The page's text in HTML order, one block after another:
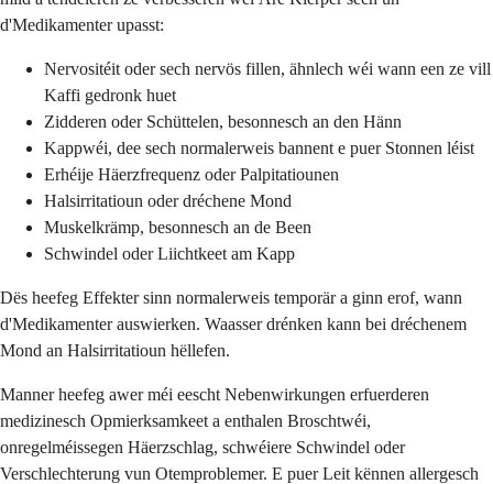
d'Medikamenter upasst:
Nervositéit oder sech nervös fillen, ähnlech wéi wann een ze vill
Kaffi gedronk huet
Zidderen oder Schüttelen, besonnesch an den Hänn
Kappwéi, dee sech normalerweis bannent e puer Stonnen léist
Erhéije Häerzfrequenz oder Palpitatiounen
Halsirritatioun oder dréchene Mond
Muskelkrämp, besonnesch an de Been
Schwindel oder Liichtkeet am Kapp
Dës heefeg Effekter sinn normalerweis temporär a ginn erof, wann
d'Medikamenter auswierken. Waasser drénken kann bei dréchenem
Mond an Halsirritatioun hëllefen.
Manner heefeg awer méi eescht Nebenwirkungen erfuerderen
medizinesch Opmierksamkeet a enthalen Broschtwéi,
onregelméissegen Häerzschlag, schwéiere Schwindel oder
Verschlechterung vun Otemproblemer. E puer Leit kënnen allergesch